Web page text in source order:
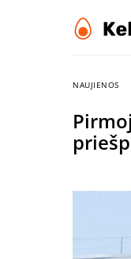
NAUJIENOS